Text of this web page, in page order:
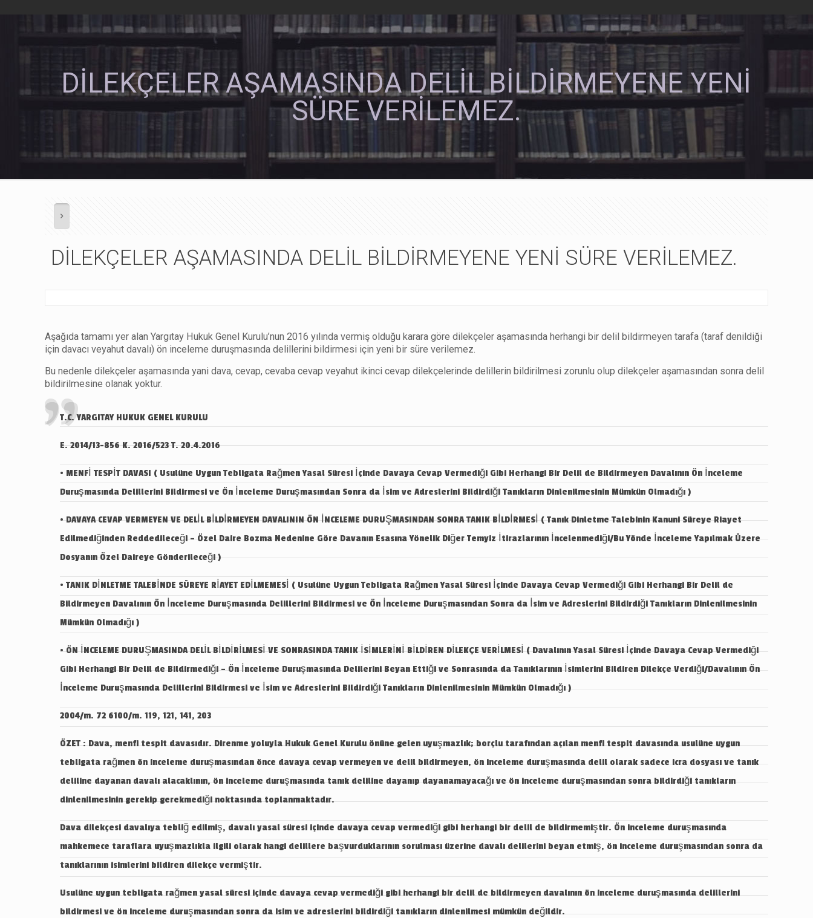
DİLEKÇELER AŞAMASINDA DELİL BİLDİRMEYENE YENİ
SÜRE VERİLEMEZ.
DİLEKÇELER AŞAMASINDA DELİL BİLDİRMEYENE YENİ SÜRE VERİLEMEZ.
Aşağıda tamamı yer alan Yargıtay Hukuk Genel Kurulu’nun 2016 yılında vermiş olduğu karara göre dilekçeler aşamasında herhangi bir delil bildirmeyen tarafa (taraf denildiği
için davacı veyahut davalı) ön inceleme duruşmasında delillerini bildirmesi için yeni bir süre verilemez.
Bu nedenle dilekçeler aşamasında yani dava, cevap, cevaba cevap veyahut ikinci cevap dilekçelerinde delillerin bildirilmesi zorunlu olup dilekçeler aşamasından sonra delil
bildirilmesine olanak yoktur.
T.C. YARGITAY HUKUK GENEL KURULU
E. 2014/13-856 K. 2016/523 T. 20.4.2016
• MENFİ TESPİT DAVASI ( Usulüne Uygun Tebligata Rağmen Yasal Süresi İçinde Davaya Cevap Vermediği Gibi Herhangi Bir Delil de Bildirmeyen Davalının Ön İnceleme
Duruşmasında Delillerini Bildirmesi ve Ön İnceleme Duruşmasından Sonra da İsim ve Adreslerini Bildirdiği Tanıkların Dinlenilmesinin Mümkün Olmadığı )
• DAVAYA CEVAP VERMEYEN VE DELİL BİLDİRMEYEN DAVALININ ÖN İNCELEME DURUŞMASINDAN SONRA TANIK BİLDİRMESİ ( Tanık Dinletme Talebinin Kanuni Süreye Riayet
Edilmediğinden Reddedileceği – Özel Daire Bozma Nedenine Göre Davanın Esasına Yönelik Diğer Temyiz İtirazlarının İncelenmediği/Bu Yönde İnceleme Yapılmak Üzere
Dosyanın Özel Daireye Gönderileceği )
• TANIK DİNLETME TALEBİNDE SÜREYE RİAYET EDİLMEMESİ ( Usulüne Uygun Tebligata Rağmen Yasal Süresi İçinde Davaya Cevap Vermediği Gibi Herhangi Bir Delil de
Bildirmeyen Davalının Ön İnceleme Duruşmasında Delillerini Bildirmesi ve Ön İnceleme Duruşmasından Sonra da İsim ve Adreslerini Bildirdiği Tanıkların Dinlenilmesinin
Mümkün Olmadığı )
• ÖN İNCELEME DURUŞMASINDA DELİL BİLDİRİLMESİ VE SONRASINDA TANIK İSİMLERİNİ BİLDİREN DİLEKÇE VERİLMESİ ( Davalının Yasal Süresi İçinde Davaya Cevap Vermediği
Gibi Herhangi Bir Delil de Bildirmediği – Ön İnceleme Duruşmasında Delilerini Beyan Ettiği ve Sonrasında da Tanıklarının İsimlerini Bildiren Dilekçe Verdiği/Davalının Ön
İnceleme Duruşmasında Delillerini Bildirmesi ve İsim ve Adreslerini Bildirdiği Tanıkların Dinlenilmesinin Mümkün Olmadığı )
2004/m. 72 6100/m. 119, 121, 141, 203
ÖZET : Dava, menfi tespit davasıdır. Direnme yoluyla Hukuk Genel Kurulu önüne gelen uyuşmazlık; borçlu tarafından açılan menfi tespit davasında usulüne uygun
tebligata rağmen ön inceleme duruşmasından önce davaya cevap vermeyen ve delil bildirmeyen, ön inceleme duruşmasında delil olarak sadece icra dosyası ve tanık
deliline dayanan davalı alacaklının, ön inceleme duruşmasında tanık deliline dayanıp dayanamayacağı ve ön inceleme duruşmasından sonra bildirdiği tanıkların
dinlenilmesinin gerekip gerekmediği noktasında toplanmaktadır.
Dava dilekçesi davalıya tebliğ edilmiş, davalı yasal süresi içinde davaya cevap vermediği gibi herhangi bir delil de bildirmemiştir. Ön inceleme duruşmasında
mahkemece taraflara uyuşmazlıkla ilgili olarak hangi delillere başvurduklarının sorulması üzerine davalı delilerini beyan etmiş, ön inceleme duruşmasından sonra da
tanıklarının isimlerini bildiren dilekçe vermiştir.
Usulüne uygun tebligata rağmen yasal süresi içinde davaya cevap vermediği gibi herhangi bir delil de bildirmeyen davalının ön inceleme duruşmasında delillerini
bildirmesi ve ön inceleme duruşmasından sonra da isim ve adreslerini bildirdiği tanıkların dinlenilmesi mümkün değildir.